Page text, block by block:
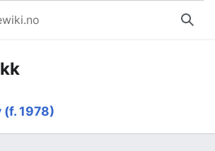
Søk
1978)